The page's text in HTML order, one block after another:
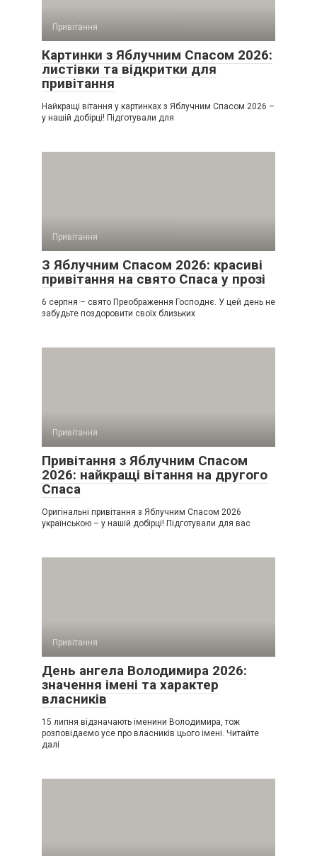
Привітання
Картинки з Яблучним Спасом 2026:
листівки та відкритки для
привітання
Найкращі вітання у картинках з Яблучним Спасом 2026 –
у нашій добірці! Підготували для
Привітання
З Яблучним Спасом 2026: красиві
привітання на свято Спаса у прозі
6 серпня – свято Преображення Господнє. У цей день не
забудьте поздоровити своїх близьких
Привітання
Привітання з Яблучним Спасом
2026: найкращі вітання на другого
Спаса
Оригінальні привітання з Яблучним Спасом 2026
українською – у нашій добірці! Підготували для вас
Привітання
День ангела Володимира 2026:
значення імені та характер
власників
15 липня відзначають іменини Володимира, тож
розповідаємо усе про власників цього імені. Читайте
далі